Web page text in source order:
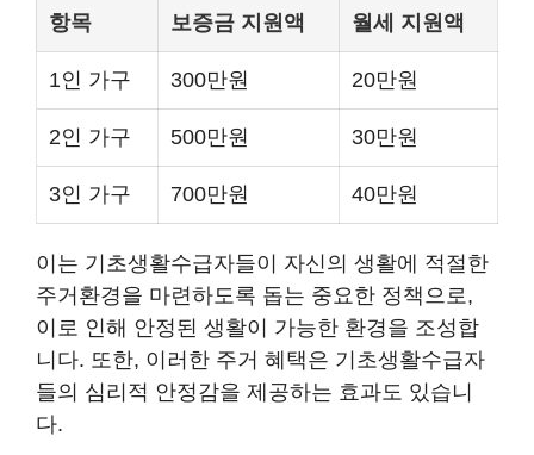
항목 보증금 지원액 월세 지원액
1인 가구 300만원 20만원
2인 가구 500만원 30만원
3인 가구 700만원 40만원
이는 기초생활수급자들이 자신의 생활에 적절한
주거환경을 마련하도록 돕는 중요한 정책으로,
이로 인해 안정된 생활이 가능한 환경을 조성합
니다. 또한, 이러한 주거 혜택은 기초생활수급자
들의 심리적 안정감을 제공하는 효과도 있습니
다.